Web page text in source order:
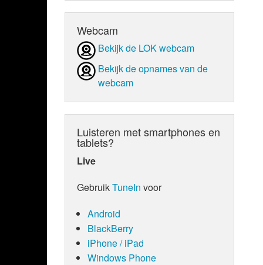
Webcam
Bekijk de LOK webcam
Bekijk de opnames van de
webcam
Luisteren met smartphones en
tablets?
Live
GebruikTuneIn voor
Android
BlackBerry
iPhone / iPad
Windows Phone